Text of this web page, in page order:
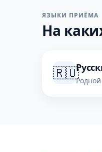
ЯЗЫКИ ПРИЁМА
На
🇷🇺Родной